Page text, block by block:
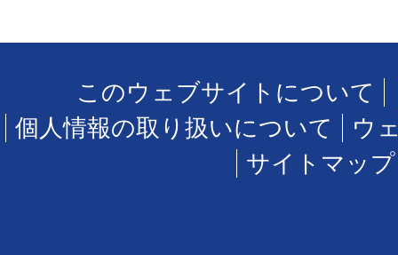
このウェブサイトについて
個人情報の取り扱いについて
ウ
サイトマップ